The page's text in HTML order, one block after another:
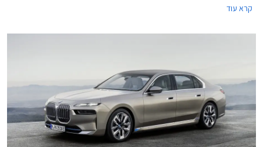
בגודל עצום עם מסגרת מוארת שגונב את ההצגה, ופנסי לד צרים מפוצלים
ומאחור מראה מינימליסטי עם יחידות תאורה צרות ופגוש גדול וחלק למדי. בכל
קרא עוד